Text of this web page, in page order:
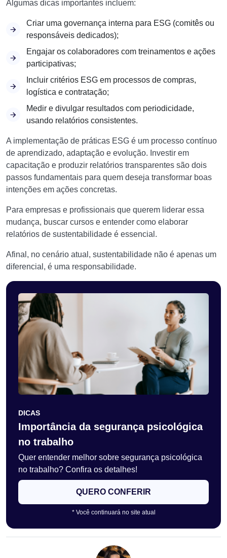
Algumas dicas importantes incluem:
Criar uma governança interna para ESG (comitês ou
responsáveis dedicados);
Engajar os colaboradores com treinamentos e ações
participativas;
Incluir critérios ESG em processos de compras,
logística e contratação;
Medir e divulgar resultados com periodicidade,
usando relatórios consistentes.
A implementação de práticas ESG é um processo contínuo
de aprendizado, adaptação e evolução. Investir em
capacitação e produzir relatórios transparentes são dois
passos fundamentais para quem deseja transformar boas
intenções em ações concretas.
Para empresas e profissionais que querem liderar essa
mudança, buscar cursos e entender como elaborar
relatórios de sustentabilidade é essencial.
Afinal, no cenário atual, sustentabilidade não é apenas um
diferencial, é uma responsabilidade.
DICAS
Importância da segurança psicológica
no trabalho
Quer entender melhor sobre segurança psicológica
no trabalho? Confira os detalhes!
QUERO CONFERIR
* Você continuará no site atual